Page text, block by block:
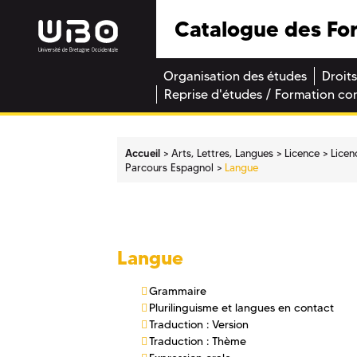
Catalogue des
Organisation des études
Reprise d'études / Formation
Accueil Arts, Lettres, Langues Licence
Parcours Espagnol
Langue
Langue
Grammaire
Plurilinguisme et langues en contact
Traduction : Version
Traduction : Thème